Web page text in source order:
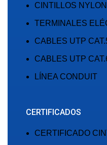
CINTILLOS NYLON
TERMINALES
CABLES UTP
CABLES UTP
LÍNEA CONDUIT
CERTIFICADOS
CERTIFICADO